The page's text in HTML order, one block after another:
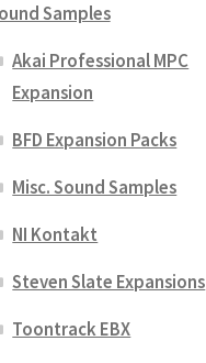
Samples
Akai Professional MPC
Expansion
BFD Expansion Packs
Misc. Sound Samples
NI Kontakt
Steven Slate Expansions
Toontrack EBX